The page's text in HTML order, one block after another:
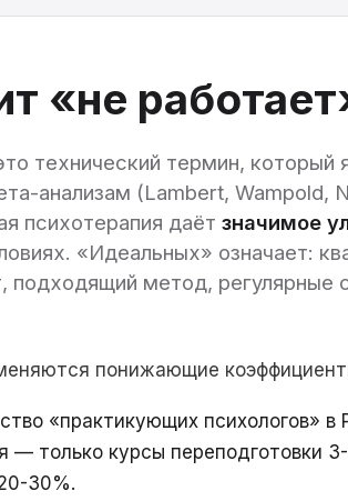
«не
технический термин, который
анализам (Lambert, Wampold,
психотерапия даёт значимое
«Идеальных» означает:
подходящий метод, регулярные
понижающие
«практикующих психологов»
— только курсы переподготовки
30%.